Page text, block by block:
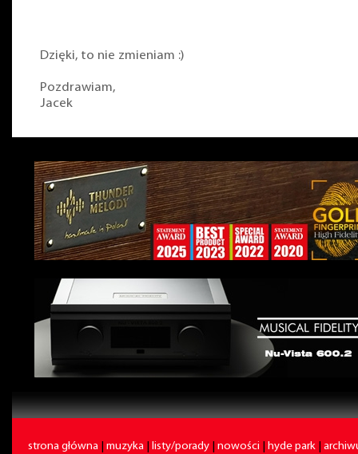
Dzięki, to nie zmieniam :)
Pozdrawiam,
Jacek
strona główna muzyka listy/porady nowości hyde park